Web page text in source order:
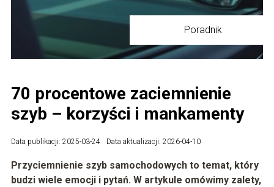
Poradnik
70 procentowe zaciemnienie
szyb – korzyści i mankamenty
Data publikacji: 2025-03-24 Data aktualizacji: 2026-04-10
Przyciemnienie szyb samochodowych to temat, który
budzi wiele emocji i pytań. W artykule omówimy zalety,